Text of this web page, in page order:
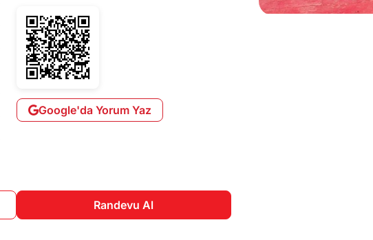
Google'da Yorum Yaz
Randevu Al